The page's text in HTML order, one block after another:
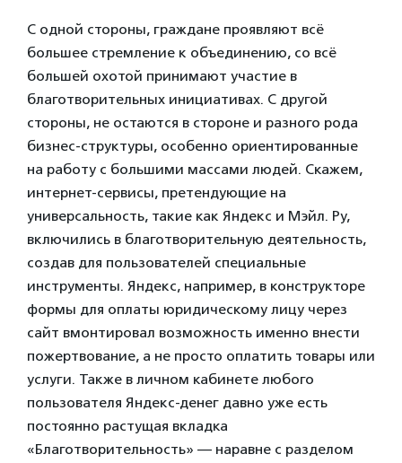
С одной стороны, граждане проявляют всё
большее стремление к объединению, со всё
большей охотой принимают участие в
благотворительных инициативах. С другой
стороны, не остаются в стороне и разного рода
бизнес-структуры, особенно ориентированные
на работу с большими массами людей. Скажем,
интернет-сервисы, претендующие на
универсальность, такие как Яндекс и Мэйл. Ру,
включились в благотворительную деятельность,
создав для пользователей специальные
инструменты. Яндекс, например, в конструкторе
формы для оплаты юридическому лицу через
сайт вмонтировал возможность именно внести
пожертвование, а не просто оплатить товары или
услуги. Также в личном кабинете любого
пользователя Яндекс-денег давно уже есть
постоянно растущая вкладка
«Благотворительность» — наравне с разделом